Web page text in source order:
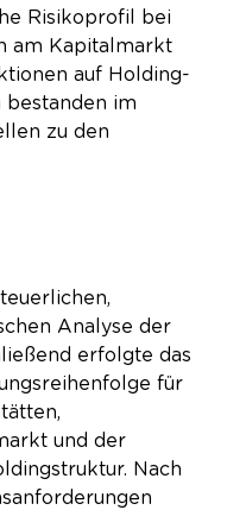
Risikoprofil bei
am Kapitalmarkt
auf Holding-
bestanden im
zu den
Analyse der
erfolgte das
für
und der
Nach